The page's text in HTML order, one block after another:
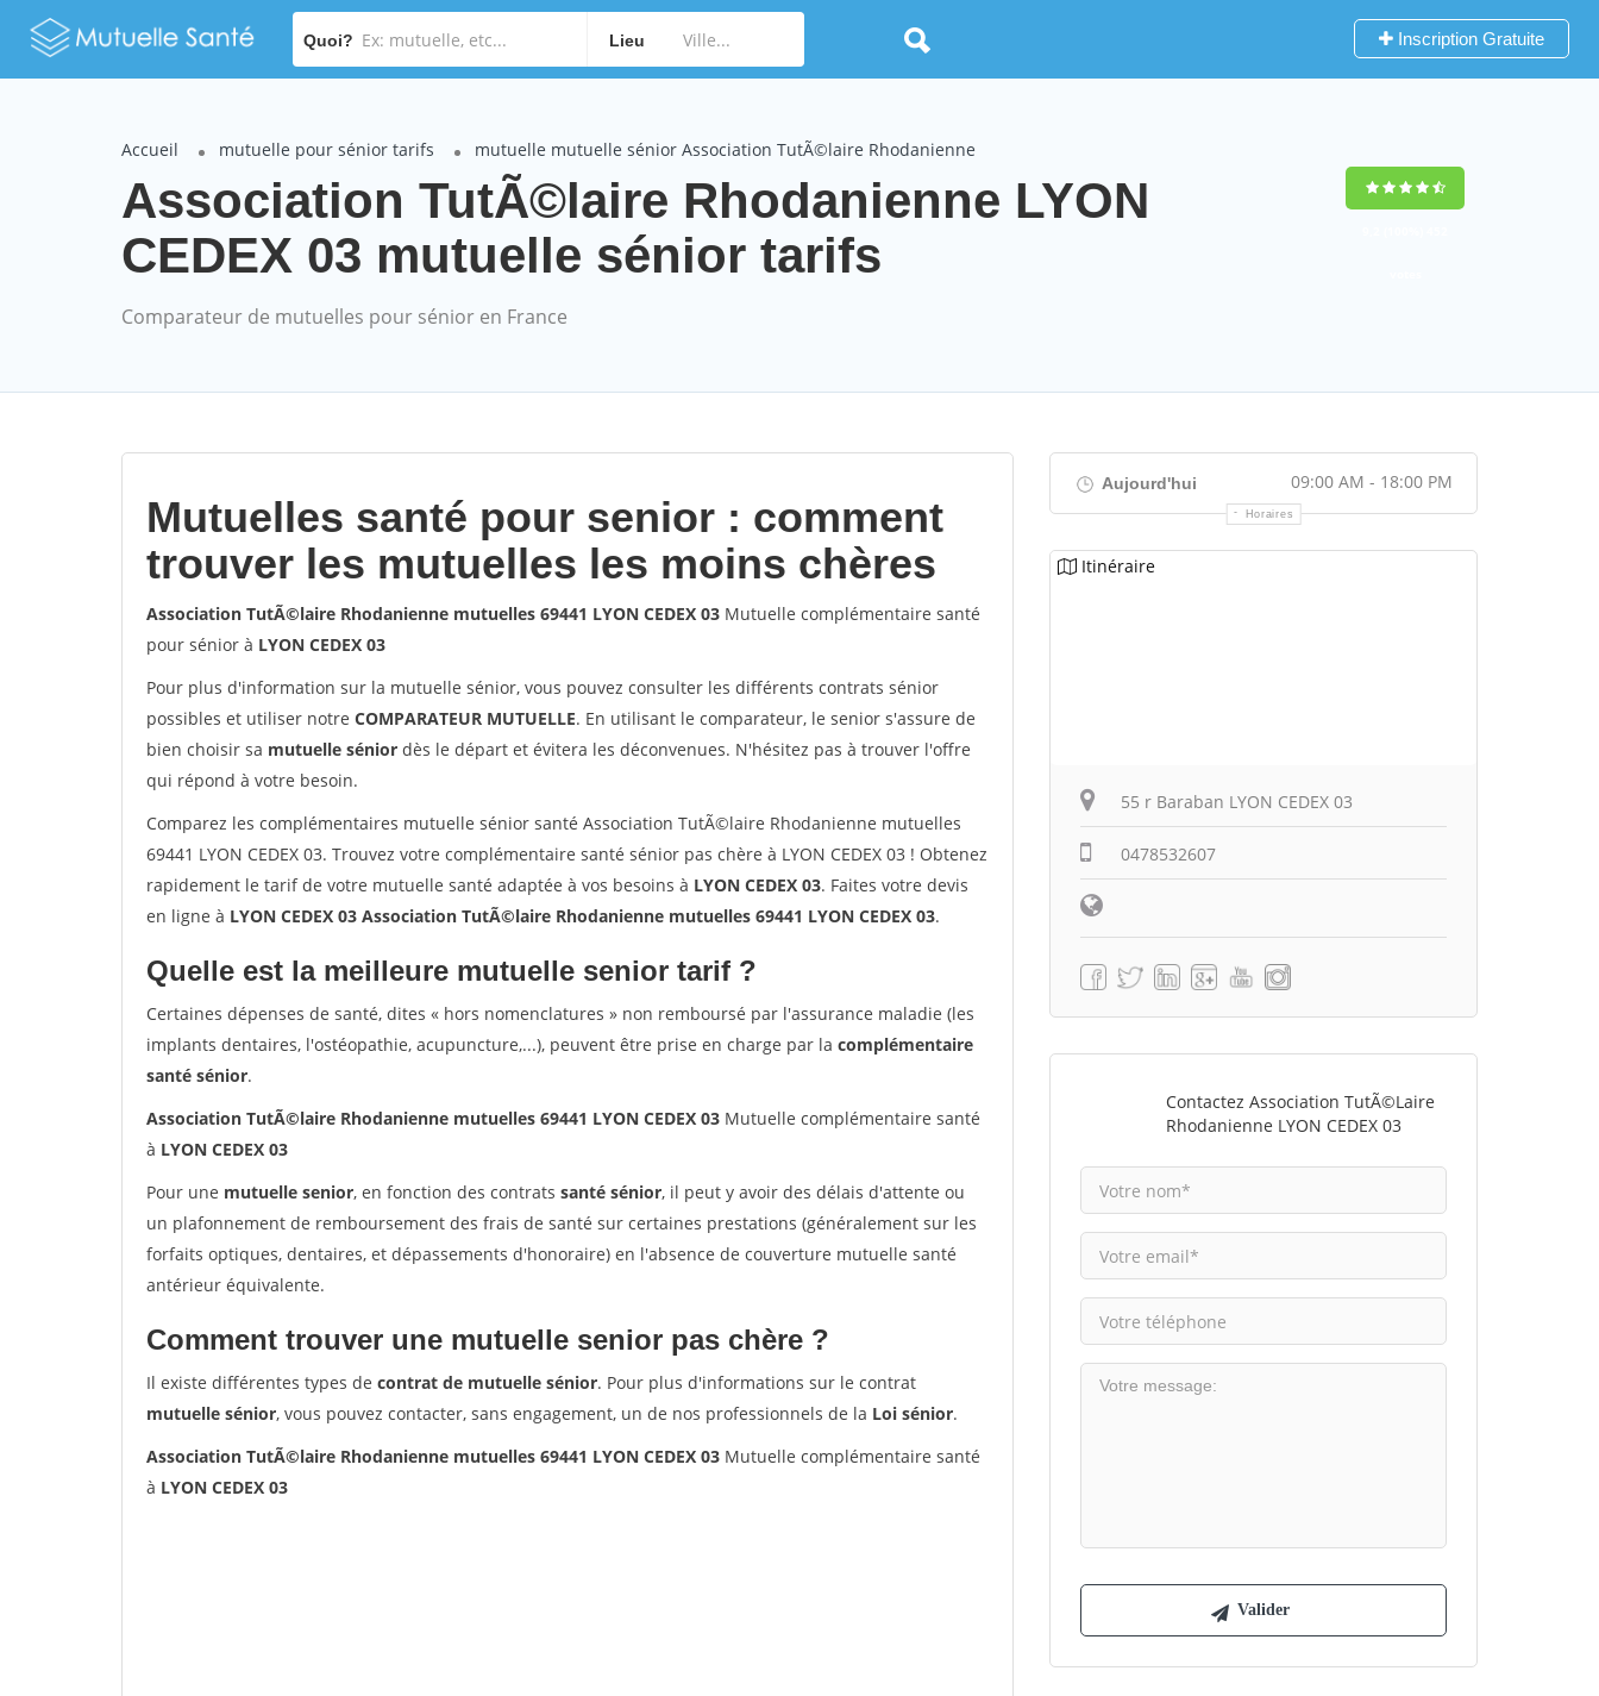
Quoi? Lieu Inscription Gratuite
Accueil mutuelle pour sénior tarifs mutuelle mutuelle sénior Association TutÃ©laire Rhodanienne
Association TutÃ©laire Rhodanienne LYON
CEDEX 03 mutuelle sénior tarifs
Comparateur de mutuelles pour sénior en France
Mutuelles santé pour senior : comment
trouver les mutuelles les moins chères
Association TutÃ©laire Rhodanienne mutuelles 69441 LYON CEDEX 03 Mutuelle complémentaire santé
pour sénior à LYON CEDEX 03
Pour plus d'information sur la mutuelle sénior, vous pouvez consulter les différents contrats sénior
possibles et utiliser notre COMPARATEUR MUTUELLE. En utilisant le comparateur, le senior s'assure de
bien choisir sa mutuelle sénior dès le départ et évitera les déconvenues. N'hésitez pas à trouver l'offre
qui répond à votre besoin.
Comparez les complémentaires mutuelle sénior santé Association TutÃ©laire Rhodanienne mutuelles
69441 LYON CEDEX 03. Trouvez votre complémentaire santé sénior pas chère à LYON CEDEX 03 ! Obtenez
rapidement le tarif de votre mutuelle santé adaptée à vos besoins à LYON CEDEX 03. Faites votre devis
en ligne à LYON CEDEX 03 Association TutÃ©laire Rhodanienne mutuelles 69441 LYON CEDEX 03.
Quelle est la meilleure mutuelle senior tarif ?
Certaines dépenses de santé, dites « hors nomenclatures » non remboursé par l'assurance maladie (les
implants dentaires, l'ostéopathie, acupuncture,...), peuvent être prise en charge par la complémentaire
santé sénior.
Association TutÃ©laire Rhodanienne mutuelles 69441 LYON CEDEX 03 Mutuelle complémentaire santé
à LYON CEDEX 03
Pour une mutuelle senior, en fonction des contrats santé sénior, il peut y avoir des délais d'attente ou
un plafonnement de remboursement des frais de santé sur certaines prestations (généralement sur les
forfaits optiques, dentaires, et dépassements d'honoraire) en l'absence de couverture mutuelle santé
antérieur équivalente.
Comment trouver une mutuelle senior pas chère ?
Il existe différentes types de contrat de mutuelle sénior. Pour plus d'informations sur le contrat
mutuelle sénior, vous pouvez contacter, sans engagement, un de nos professionnels de la Loi sénior.
Association TutÃ©laire Rhodanienne mutuelles 69441 LYON CEDEX 03 Mutuelle complémentaire santé
à LYON CEDEX 03
Aujourd'hui 09:00 AM - 18:00 PM
Horaires
Itinéraire
55 r Baraban LYON CEDEX 03
0478532607
Contactez Association TutÃ©laire
Rhodanienne LYON CEDEX 03